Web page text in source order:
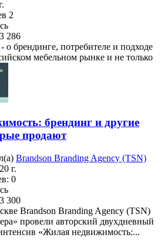
2
286
о брендинге, потребителе и подходе
мебельном рынке и не только
брендинг и другие
продают
Brandson Branding Agency (TSN)
г.
0
300
Brandson Branding Agency (TSN)
провели авторский двухдневный
«Жилая недвижимость:...